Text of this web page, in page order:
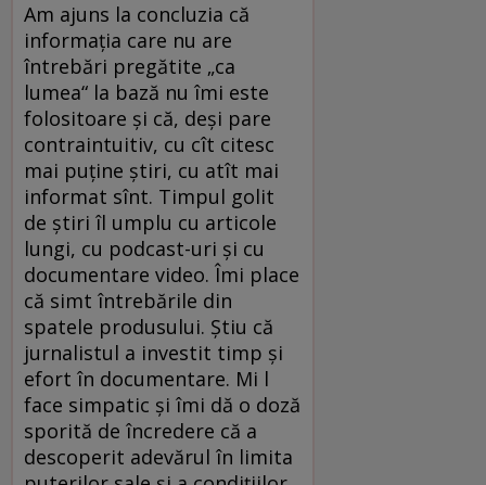
Am ajuns la concluzia că
informația care nu are
întrebări pregătite „ca
lumea“ la bază nu îmi este
folositoare și că, deși pare
contraintuitiv, cu cît citesc
mai puține știri, cu atît mai
informat sînt. Timpul golit
de știri îl umplu cu articole
lungi, cu podcast-uri și cu
documentare video. Îmi place
că simt întrebările din
spatele produsului. Știu că
jurnalistul a investit timp și
efort în documentare. Mi l
face simpatic și îmi dă o doză
sporită de încredere că a
descoperit adevărul în limita